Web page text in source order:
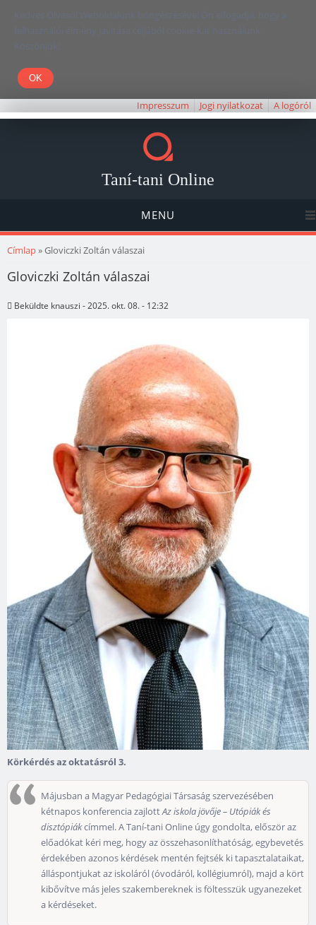
Kedves Olvasó! Weboldalunk böngészésével Ön elfogadja, hogy a
felhasználói élmény javítása céljából cookie-kat használunk.
Köszönjük!
Impresszum Jogi nyilatkozat A logóról
Taní-tani Online
MENU
Jelenlegi hely
Címlap» Gloviczki Zoltán válaszai
Gloviczki Zoltán válaszai
Beküldte knauszi - 2025. okt. 08. - 12:32
Körkérdés az oktatásról 3.
Májusban a Magyar Pedagógiai Társaság szervezésében
kétnapos konferencia zajlottAz iskola jövője – Utópiák és
disztópiákcímmel. A Taní-tani Online úgy gondolta, először az
előadókat kéri meg, hogy az összehasonlíthatóság, egybevetés
érdekében azonos kérdések mentén fejtsék ki tapasztalataikat,
álláspontjukat az iskoláról (óvodáról, kollégiumról), majd a kört
kibővítve más jeles szakembereknek is föltesszük ugyanezeket
a kérdéseket.